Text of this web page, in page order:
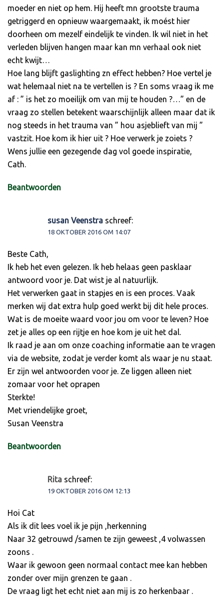
moeder en niet op hem. Hij heeft mn grootste trauma
getriggerd en opnieuw waargemaakt, ik moést hier
doorheen om mezelf eindelijk te vinden. Ik wil niet in het
verleden blijven hangen maar kan mn verhaal ook niet
echt kwijt…
Hoe lang blijft gaslighting zn effect hebben? Hoe vertel je
wat helemaal niet na te vertellen is ? En soms vraag ik me
af : ” is het zo moeilijk om van mij te houden ?…” en de
vraag zo stellen betekent waarschijnlijk alleen maar dat ik
nog steeds in het trauma van ” hou asjeblieft van mij ”
vastzit. Hoe kom ik hier uit ? Hoe verwerk je zoiets ?
Wens jullie een gezegende dag vol goede inspiratie,
Cath.
Beantwoorden
susan Veenstra schreef:
18 OKTOBER 2016 OM 14:07
Beste Cath,
Ik heb het even gelezen. Ik heb helaas geen pasklaar
antwoord voor je. Dat wist je al natuurlijk.
Het verwerken gaat in stapjes en is een proces. Vaak
merken wij dat extra hulp goed werkt bij dit hele proces.
Wat is de moeite waard voor jou om voor te leven? Hoe
zet je alles op een rijtje en hoe kom je uit het dal.
Ik raad je aan om onze coaching informatie aan te vragen
via de website, zodat je verder komt als waar je nu staat.
Er zijn wel antwoorden voor je. Ze liggen alleen niet
zomaar voor het oprapen
Sterkte!
Met vriendelijke groet,
Susan Veenstra
Beantwoorden
Rita schreef:
19 OKTOBER 2016 OM 12:13
Hoi Cat
Als ik dit lees voel ik je pijn ,herkenning
Naar 32 getrouwd /samen te zijn geweest ,4 volwassen
zoons .
Waar ik gewoon geen normaal contact mee kan hebben
zonder over mijn grenzen te gaan .
De vraag ligt het echt niet aan mij is zo herkenbaar .